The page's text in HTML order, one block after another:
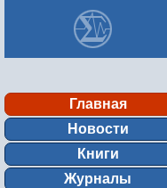
Главная
Новости
Книги
Журналы